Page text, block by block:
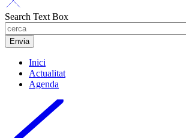
Search Text Box
Inici
Actualitat
Agenda